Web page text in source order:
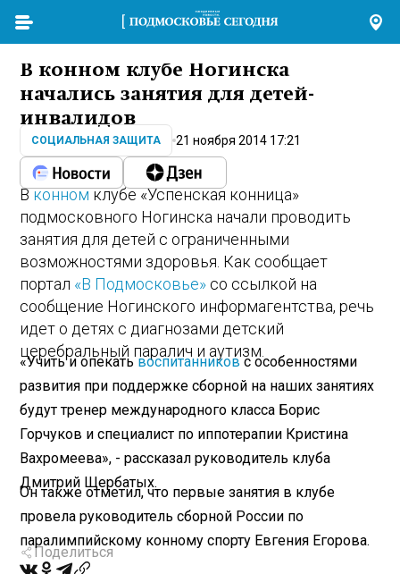
В конном клубе Ногинска
начались занятия для детей-
инвалидов
СОЦИАЛЬНАЯ ЗАЩИТА 21 ноября 2014 17:21
Вконномклубе «Успенская конница»
подмосковного Ногинска начали проводить
занятия для детей с ограниченными
возможностями здоровья. Как сообщает
портал «В Подмосковье» со ссылкой на
сообщение Ногинского информагентства, речь
идет о детях с диагнозами детский
церебральный паралич и аутизм.
«Учить и опекатьвоспитанниковс особенностями
развития при поддержке сборной на наших занятиях
будут тренер международного класса Борис
Горчуков и специалист по иппотерапии Кристина
Вахромеева», - рассказал руководитель клуба
Дмитрий Щербатых.
Он также отметил, что первые занятия в клубе
провела руководитель сборной России по
паралимпийскому конному спорту Евгения Егорова.
Поделиться